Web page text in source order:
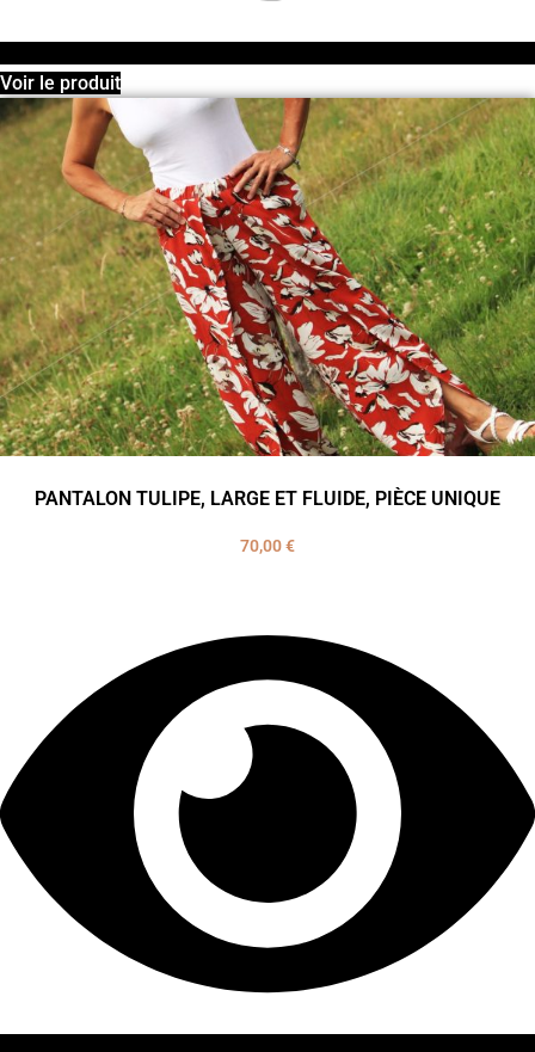
Voir le produit
PANTALON TULIPE, LARGE ET FLUIDE, PIÈCE UNIQUE
70,00€